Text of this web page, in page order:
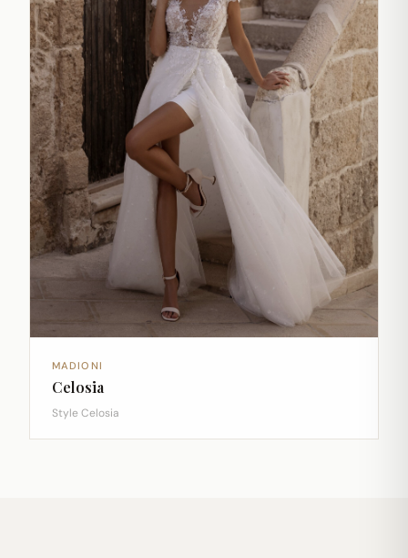
MADIONI
Celosia
Style Celosia